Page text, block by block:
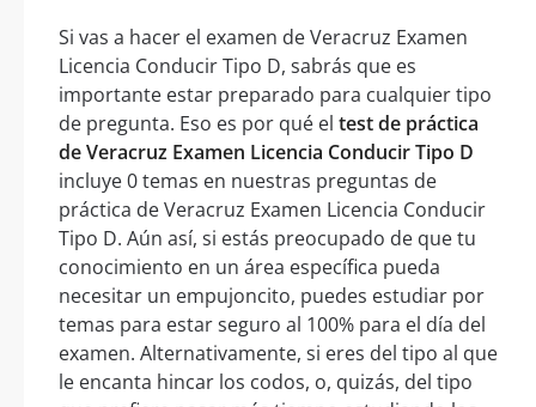
Si vas a hacer el examen de Veracruz Examen
Licencia Conducir Tipo D, sabrás que es
importante estar preparado para cualquier tipo
de pregunta. Eso es por qué el test de práctica
de Veracruz Examen Licencia Conducir Tipo D
incluye 0 temas en nuestras preguntas de
práctica de Veracruz Examen Licencia Conducir
Tipo D. Aún así, si estás preocupado de que tu
conocimiento en un área específica pueda
necesitar un empujoncito, puedes estudiar por
temas para estar seguro al 100% para el día del
examen. Alternativamente, si eres del tipo al que
le encanta hincar los codos, o, quizás, del tipo